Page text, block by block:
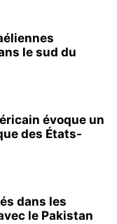
le sud du
évoque un
des États-
dans les
le Pakistan